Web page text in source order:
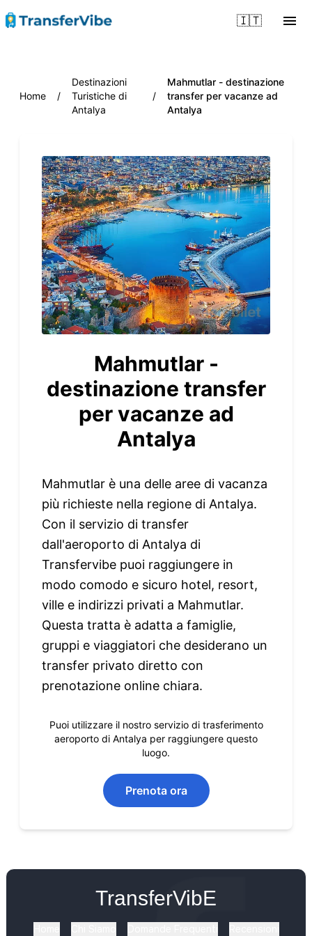
🇮🇹
Home /
Destinazioni
Turistiche di
Antalya
/
Mahmutlar - destinazione
transfer per vacanze ad
Antalya
Mahmutlar -
destinazione transfer
per vacanze ad
Antalya
Mahmutlar è una delle aree di vacanza
più richieste nella regione di Antalya.
Con il servizio di transfer
dall'aeroporto di Antalya di
Transfervibe puoi raggiungere in
modo comodo e sicuro hotel, resort,
ville e indirizzi privati a Mahmutlar.
Questa tratta è adatta a famiglie,
gruppi e viaggiatori che desiderano un
transfer privato diretto con
prenotazione online chiara.
Puoi utilizzare il nostro servizio di trasferimento
aeroporto di Antalya per raggiungere questo
luogo.
Prenota ora
TransferVibE